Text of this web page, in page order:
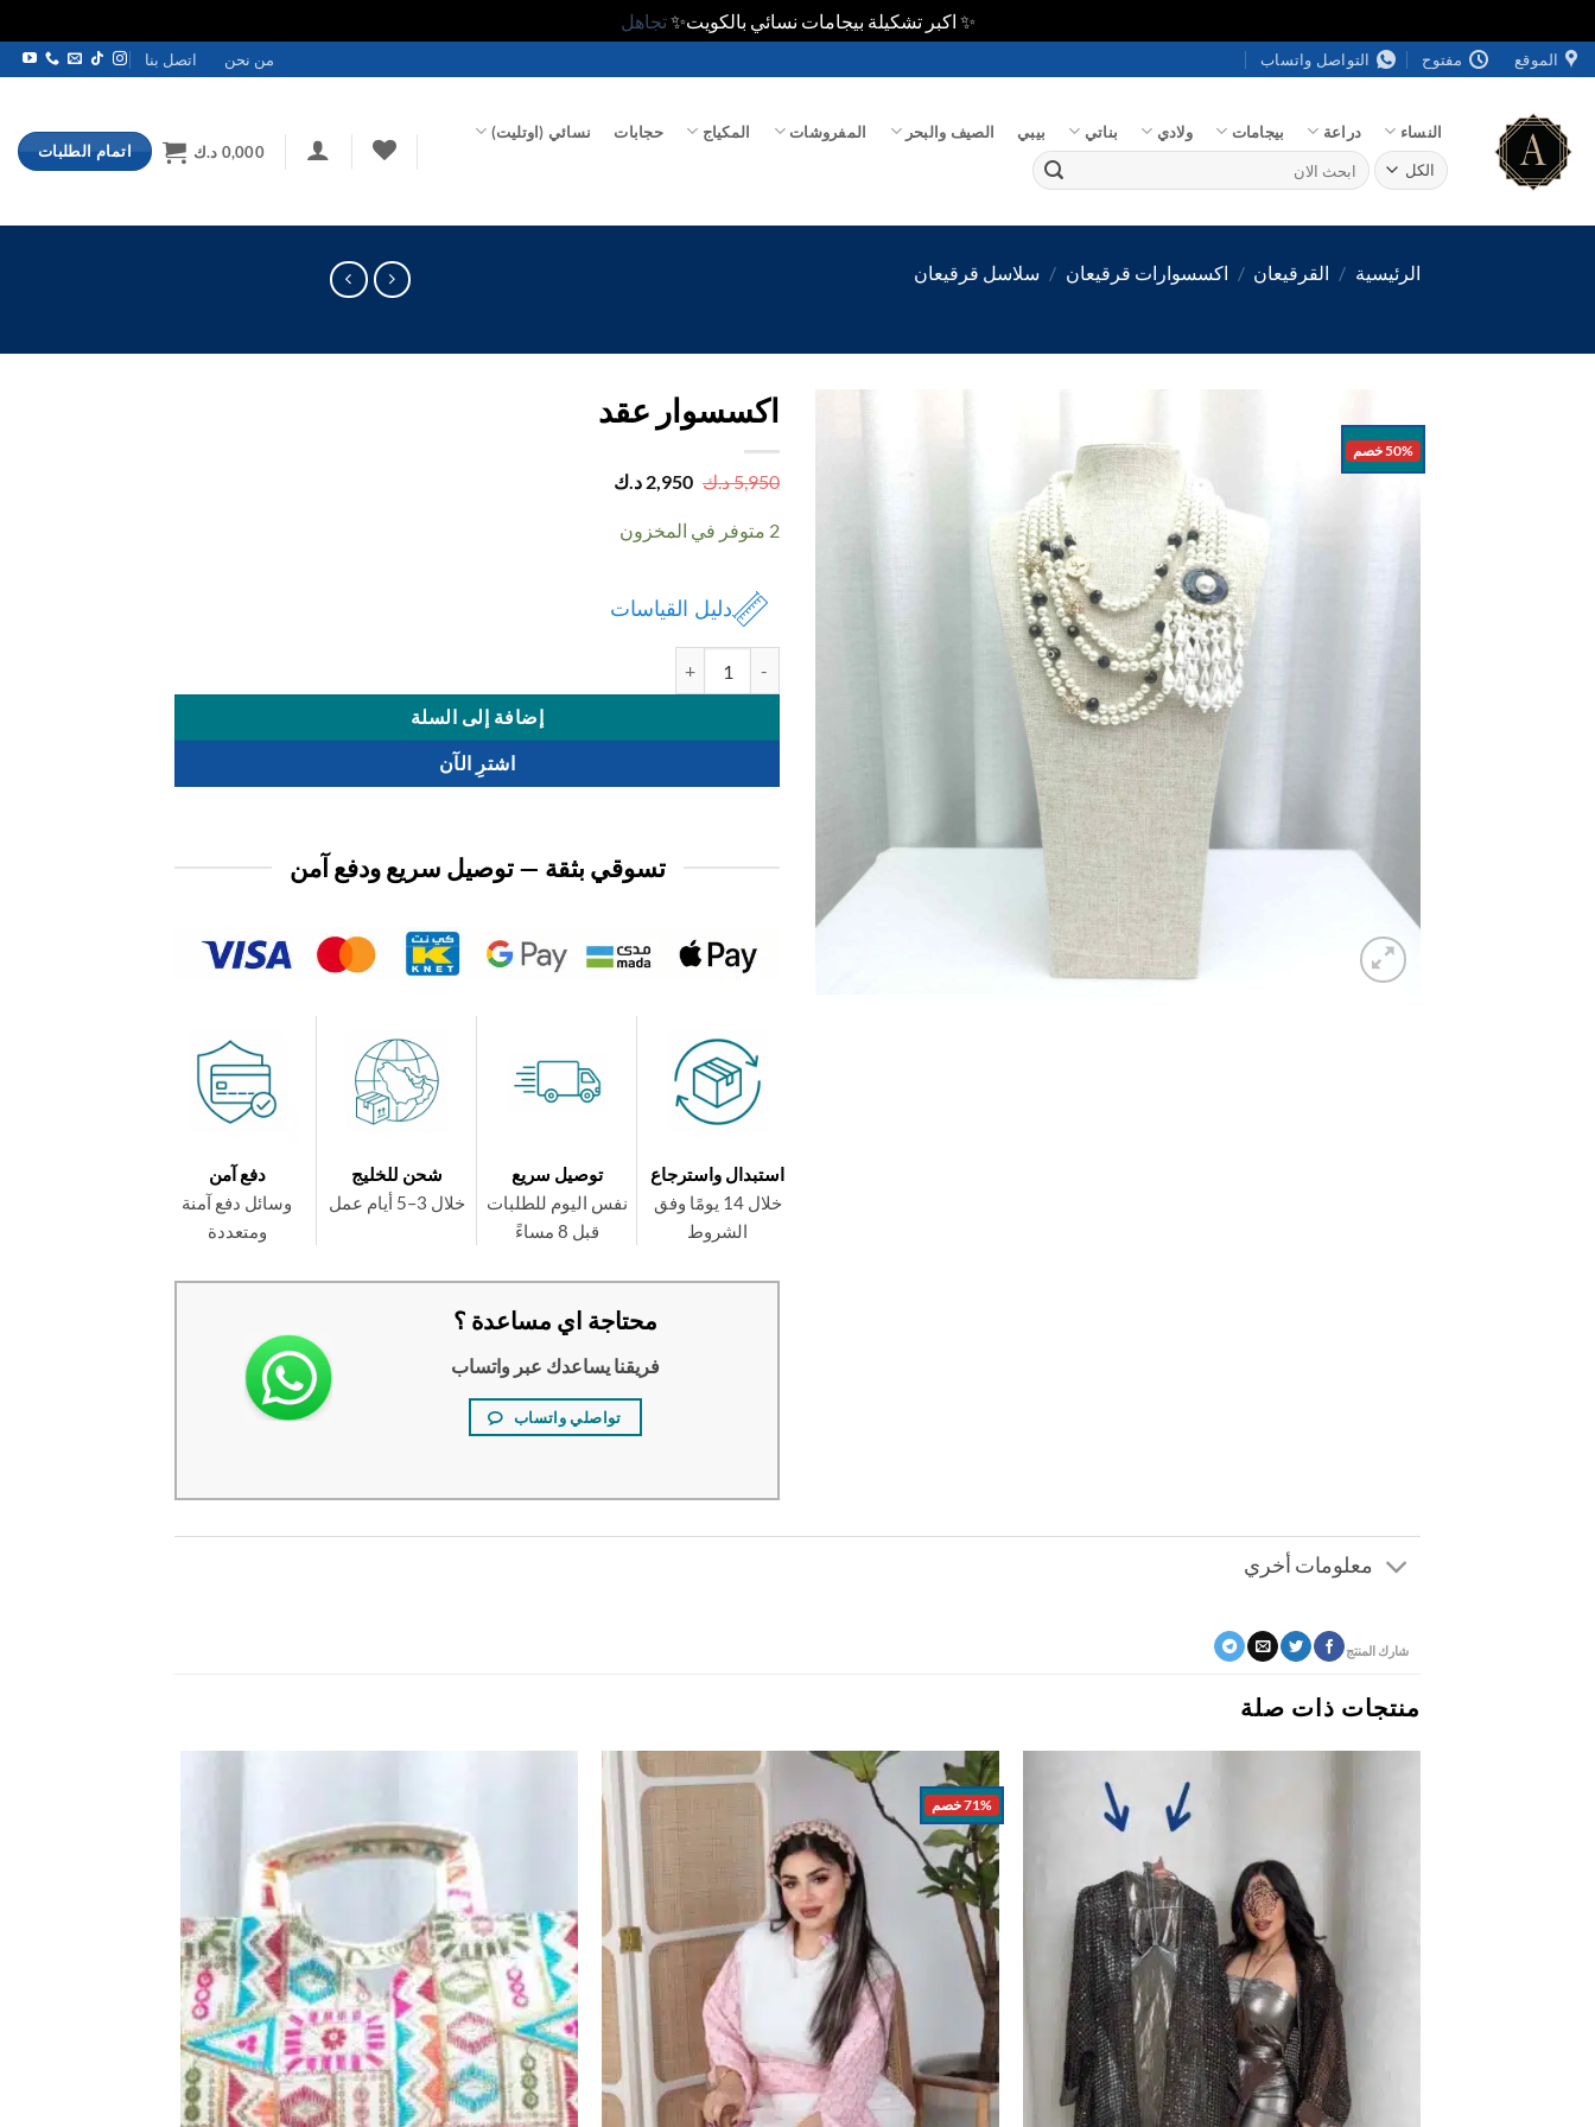
✨ اكبر تشكيلة بيجامات نسائي بالكويت✨تجاهل
تخطي
للمحتوى
الموقع مفتوح التواصل واتساب من نحن اتصل بنا
النساء دراعة بيجامات ولادي بناتي بيبي الصيف والبحر المفروشات المكياج حجابات نسائي (اوتليت)
البحث
عن:
0,000 د.ك اتمام الطلبات
الرئيسية / القرقيعان / اكسسوارات قرقيعان / سلاسل قرقيعان
50% خصم
اكسسوار عقد
5,950د.ك السعر
الأصلي
هو:
5,950 د.ك.
2,950 د.كالسعر
2 متوفر في المخزون
دليل القياسات
إضافة إلى السلة
اشترِ الآن
تسوقي بثقة — توصيل سريع ودفع آمن
استبدال واسترجاع
خلال 14 يومًا وفق
الشروط
توصيل سريع
نفس اليوم للطلبات
قبل 8 مساءً
شحن للخليج
خلال 3–5 أيام عمل
دفع آمن
وسائل دفع آمنة
ومتعددة
محتاجة اي مساعدة ؟
فريقنا يساعدك عبر واتساب
تواصلي واتساب
معلومات أخري
شارك المنتج
منتجات ذات صلة
71% خصم
المفضلة